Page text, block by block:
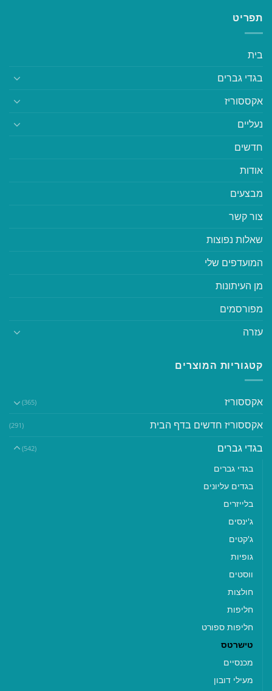
תפריט
בית
בגדי גברים
אקססוריז
נעליים
חדשים
אודות
מבצעים
צור קשר
שאלות נפוצות
המועדפים שלי
מן העיתונות
מפורסמים
עזרה
קטגוריות המוצרים
אקססוריז (365)
אקססוריז חדשים בדף הבית (291)
בגדי גברים (542)
בגדי גברים
בגדים עליונים
בלייזרים
ג'ינסים
ג'קטים
גופיות
ווסטים
חולצות
חליפות
חליפות ספורט
טישרטס
מכנסיים
מעילי דובון